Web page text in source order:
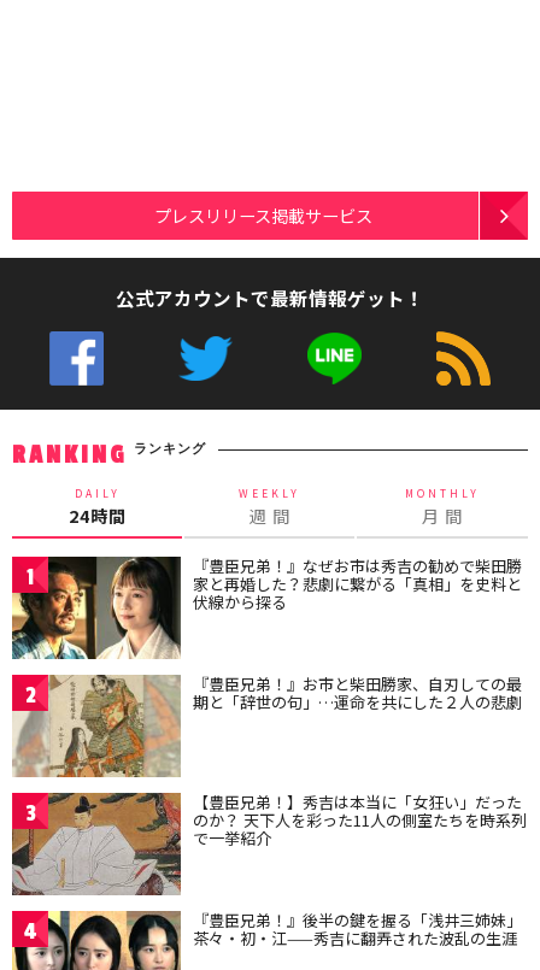
プレスリリース掲載サービス
公式アカウントで最新情報ゲット！
RANKING ランキング
DAILY
24時間
WEEKLY
週 間
MONTHLY
月 間
1 『豊臣兄弟！』なぜお市は秀吉の勧めで柴田勝
家と再婚した？悲劇に繋がる「真相」を史料と
伏線から探る
2 『豊臣兄弟！』お市と柴田勝家、自刃しての最
期と「辞世の句」…運命を共にした２人の悲劇
3 【豊臣兄弟！】秀吉は本当に「女狂い」だった
のか？ 天下人を彩った11人の側室たちを時系列
で一挙紹介
4 『豊臣兄弟！』後半の鍵を握る「浅井三姉妹」
茶々・初・江——秀吉に翻弄された波乱の生涯